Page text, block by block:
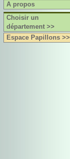
A propos
Choisir un
département >>
Espace Papillons >>